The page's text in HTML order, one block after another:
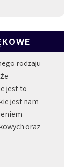
rodzaju
jest to
jest nam
oraz